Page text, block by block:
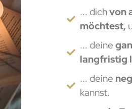
... dichvon
möchtest,
... deine
langfristig
... deine
kannst.